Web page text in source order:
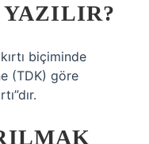
biçiminde
(TDK) göre